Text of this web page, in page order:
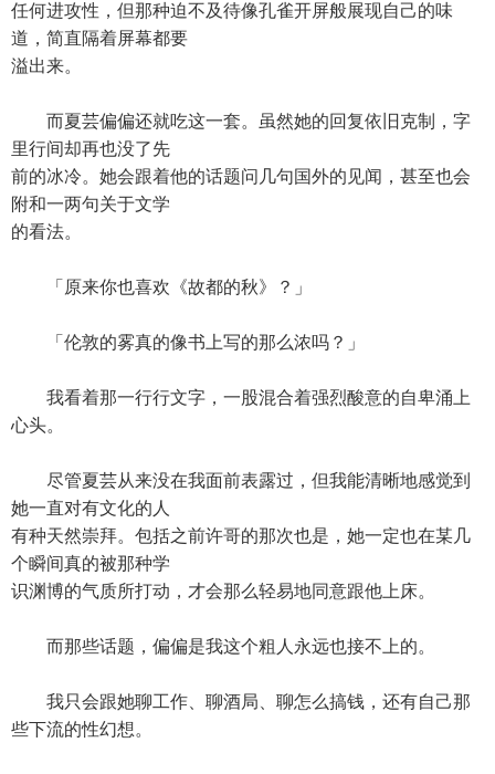
任何进攻性，但那种迫不及待像孔雀开屏般展现自己的味
道，简直隔着屏幕都要
溢出来。
而夏芸偏偏还就吃这一套。虽然她的回复依旧克制，字
里行间却再也没了先
前的冰冷。她会跟着他的话题问几句国外的见闻，甚至也会
附和一两句关于文学
的看法。
「原来你也喜欢《故都的秋》？」
「伦敦的雾真的像书上写的那么浓吗？」
我看着那一行行文字，一股混合着强烈酸意的自卑涌上
心头。
尽管夏芸从来没在我面前表露过，但我能清晰地感觉到
她一直对有文化的人
有种天然崇拜。包括之前许哥的那次也是，她一定也在某几
个瞬间真的被那种学
识渊博的气质所打动，才会那么轻易地同意跟他上床。
而那些话题，偏偏是我这个粗人永远也接不上的。
我只会跟她聊工作、聊酒局、聊怎么搞钱，还有自己那
些下流的性幻想。